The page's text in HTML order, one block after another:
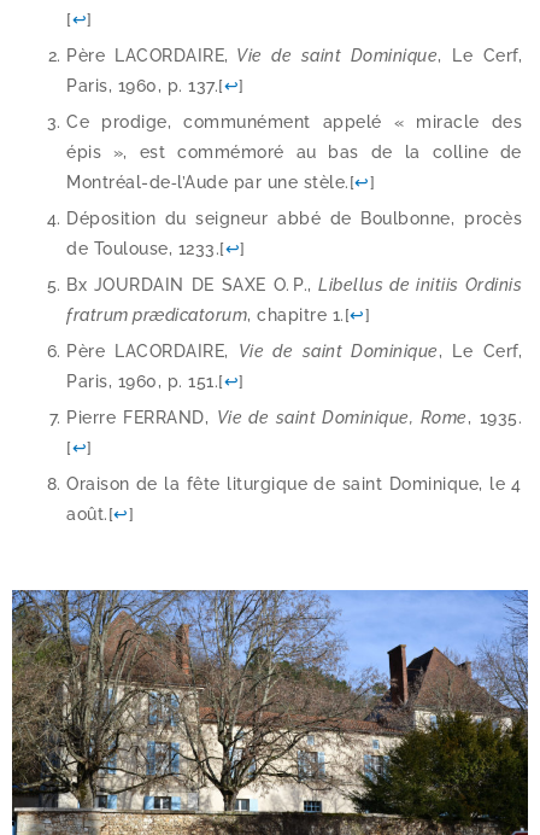
[↩]
Père LACORDAIRE, Vie de saint Dominique, Le Cerf,
Paris, 1960, p. 137.[↩]
Ce pro­dige, com­mu­né­ment appe­lé « miracle des
épis », est com­mé­mo­ré au bas de la col­line de
Montréal-de‑l’Aude par une stèle.[↩]
Déposition du sei­gneur abbé de Boulbonne, pro­cès
de Toulouse, 1233.[↩]
Bx JOURDAIN DE SAXE O. P.,Libellus de ini­tiis Ordinis
fra­trum præ­di­ca­to­rum, cha­pitre 1.[↩]
Père LACORDAIRE, Vie de saint Dominique, Le Cerf,
Paris, 1960, p. 151.[↩]
Pierre FERRAND, Vie de saint Dominique, Rome, 1935.
[↩]
Oraison de la fête litur­gique de saint Dominique, le 4
août.[↩]